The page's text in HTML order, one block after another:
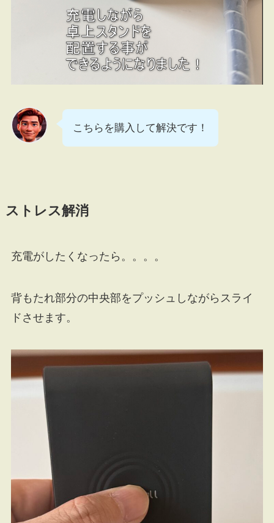
こちらを購入して解決です！
ストレス解消
充電がしたくなったら。。。。
背もたれ部分の中央部をプッシュしながらスライ
ドさせます。